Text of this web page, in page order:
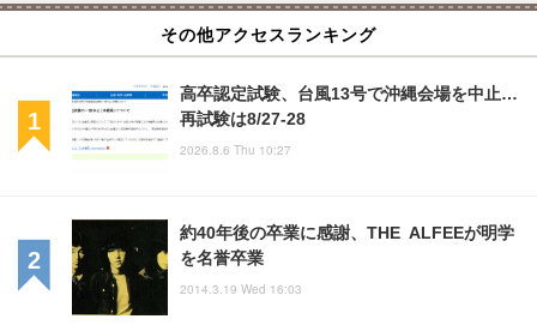
その他アクセスランキング
高卒認定試験、台風13号で沖縄会場を中止…
再試験は8/27-28
2026.8.6 Thu 10:27
約40年後の卒業に感謝、THE ALFEEが明学
を名誉卒業
2014.3.19 Wed 16:03